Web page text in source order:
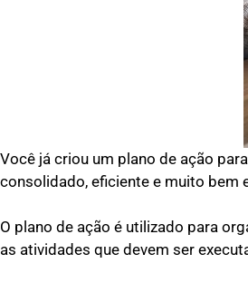
Você já criou um plano de ação
consolidado, eficiente e muito bem
O plano de ação é utilizado para
as atividades que devem ser